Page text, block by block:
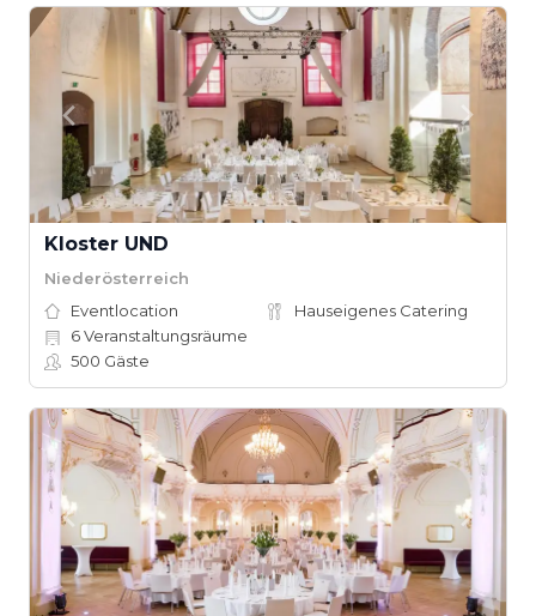
Kloster UND
Niederösterreich
Eventlocation
Hauseigenes Catering
6Veranstaltungsräume
500 Gäste